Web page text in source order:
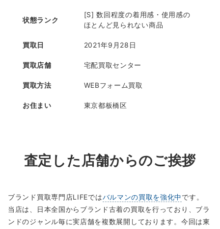
状態ランク
[S] 数回程度の着用感・使用感の
ほとんど見られない商品
買取日 2021年9月28日
買取店舗 宅配買取センター
買取方法 WEBフォーム買取
お住まい 東京都板橋区
査定した店舗からのご挨拶
ブランド買取専門店LIFEではバルマンの買取を強化中です。
当店は、日本全国からブランド古着の買取を行っており、ブラ
ンドのジャンル毎に実店舗を複数展開しております。今回は東